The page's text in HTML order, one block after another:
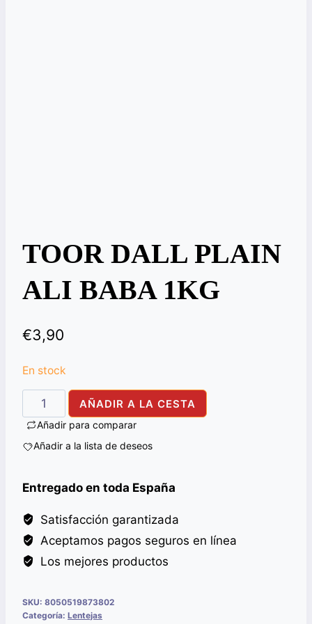
TOOR DALL PLAIN
ALI BABA 1KG
€3,90
En stock
TOOR
DALL
ALI
1KG
cantidad
AÑADIR A LA CESTA
Añadir para comparar
Añadir a la lista de deseos
Entregado en toda España
Satisfacción garantizada
Aceptamos pagos seguros en línea
Los mejores productos
SKU: 8050519873802
Categoría: Lentejas